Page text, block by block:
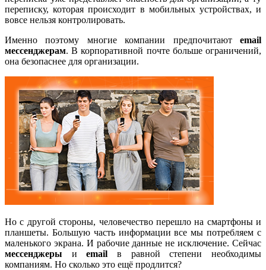
переписку, которая происходит в мобильных устройствах, и
вовсе нельзя контролировать.
Именно поэтому многие компании предпочитают email
мессенджерам. В корпоративной почте больше ограничений,
она безопаснее для организации.
Но с другой стороны, человечество перешло на смартфоны и
планшеты. Большую часть информации все мы потребляем с
маленького экрана. И рабочие данные не исключение. Сейчас
мессенджеры иemail в равной степени необходимы
компаниям. Но сколько это ещё продлится?